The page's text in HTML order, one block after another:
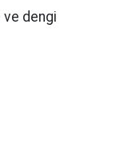
ve dengi